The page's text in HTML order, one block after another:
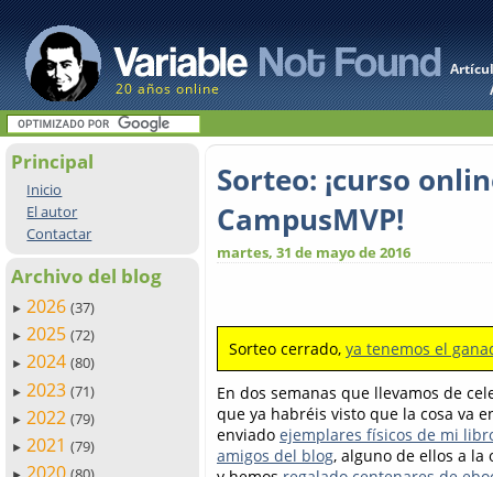
20 años online
Principal
Inicio
El autor
Contactar
Archivo del blog
► 2026 (37)
► 2025 (72)
► 2024 (80)
► 2023 (71)
► 2022 (79)
► 2021 (79)
Sorteo: ¡curso
CampusMVP!
martes, 31 de mayo de 2016
Sorteo cerrado, ya tenemos el
En dos semanas que llevamos de
que ya habréis visto que la cosa va
enviado ejemplares físicos de mi
amigos del blog, alguno de ellos a